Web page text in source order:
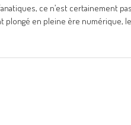
ce n’est certainement
plongé en pleine ère numérique,